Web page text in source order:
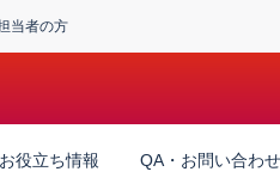
当者の方
お役立ち情報 QA・お問い合わせ